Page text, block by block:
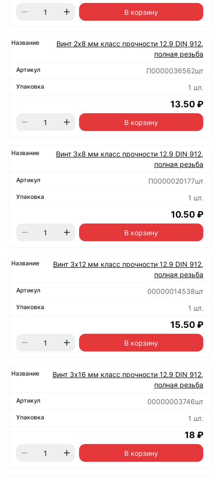
В корзину
Винт 2х8 мм класс прочности 12.9 DIN 912,
полная резьба
П0000036562шт
1 шт.
13.50 ₽
В корзину
Винт 3х8 мм класс прочности 12.9 DIN 912,
полная резьба
П0000020177шт
1 шт.
10.50 ₽
В корзину
Винт 3х12 мм класс прочности 12.9 DIN 912,
полная резьба
00000014538шт
1 шт.
15.50 ₽
В корзину
Винт 3х16 мм класс прочности 12.9 DIN 912,
полная резьба
00000003746шт
1 шт.
18 ₽
В корзину